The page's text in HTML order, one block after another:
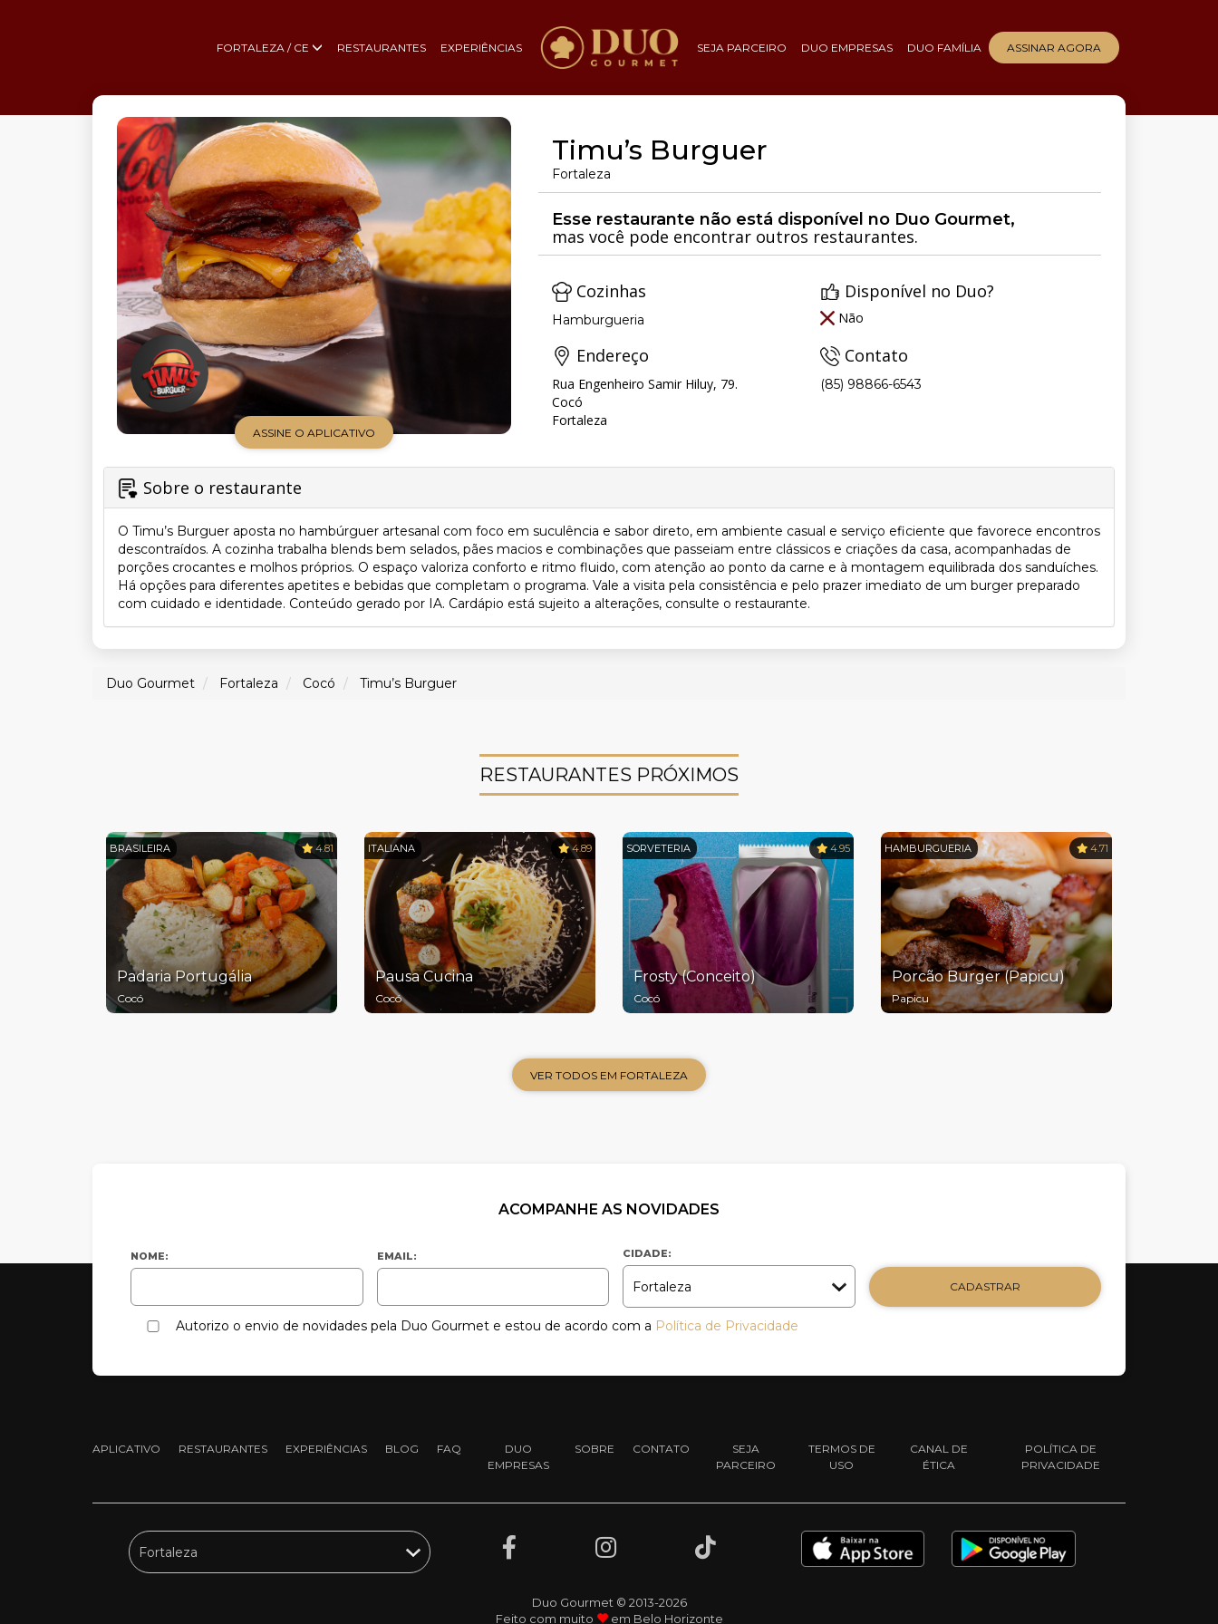
FORTALEZA / CE RESTAURANTES EXPERIÊNCIAS SEJA PARCEIRO DUO EMPRESAS DUO FAMÍLIA ASSINAR AGORA
ASSINE O APLICATIVO
Timu’s Burguer
Fortaleza
Esse restaurante não está disponível no Duo Gourmet,
mas você pode encontrar outros restaurantes.
Cozinhas
Hamburgueria
Disponível no Duo?
Não
Endereço
Rua Engenheiro Samir Hiluy, 79.
Cocó
Fortaleza
Contato
(85) 98866-6543
Sobre o restaurante
O Timu’s Burguer aposta no hambúrguer artesanal com foco em suculência e sabor direto, em ambiente casual e serviço eficiente que favorece encontros
descontraídos. A cozinha trabalha blends bem selados, pães macios e combinações que passeiam entre clássicos e criações da casa, acompanhadas de
porções crocantes e molhos próprios. O espaço valoriza conforto e ritmo fluido, com atenção ao ponto da carne e à montagem equilibrada dos sanduíches.
Há opções para diferentes apetites e bebidas que completam o programa. Vale a visita pela consistência e pelo prazer imediato de um burger preparado
com cuidado e identidade. Conteúdo gerado por IA. Cardápio está sujeito a alterações, consulte o restaurante.
Duo Gourmet Fortaleza Cocó Timu’s Burguer
RESTAURANTES PRÓXIMOS
BRASILEIRA 4.81
Padaria Portugália
Cocó
ITALIANA 4.89
Pausa Cucina
Cocó
SORVETERIA 4.95
Frosty (Conceito)
Cocó
HAMBURGUERIA 4.71
Porcão Burger (Papicu)
Papicu
VER TODOS EM FORTALEZA
ACOMPANHE AS NOVIDADES
NOME: EMAIL: CIDADE:
CADASTRAR
Autorizo o envio de novidades pela Duo Gourmet e estou de acordo com a Política de Privacidade
APLICATIVO RESTAURANTES EXPERIÊNCIAS BLOG FAQ DUO
EMPRESAS
SOBRE CONTATO SEJA
PARCEIRO
TERMOS DE
USO
CANAL DE
ÉTICA
POLÍTICA DE
PRIVACIDADE
Duo Gourmet © 2013-2026
Feito com muito
em Belo Horizonte